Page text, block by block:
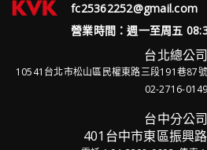
fc25362252@gmail.com
營業時間：週一至周五
台北總公司
10541台北市松山區民權東路三段191巷87號
02-2716-0149
台中分公司
401台中市東區振興